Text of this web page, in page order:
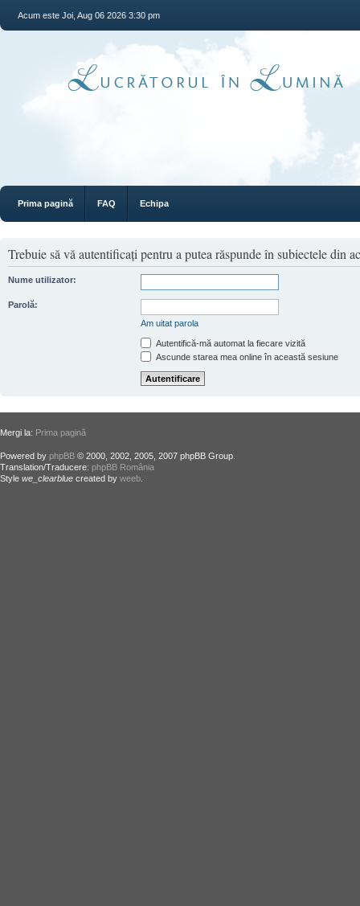
Acum este Joi, Aug 06 2026 3:30 pm
Prima pagină FAQ Echipa
Trebuie să vă autentificaţi pentru a putea răspunde în subiectele din
Nume utilizator:
Parolă:
Am uitat parola
Autentifică-mă automat la fiecare vizită
Ascunde starea mea online în această sesiune
Mergi la: Prima pagină
Powered by phpBB © 2000, 2002, 2005, 2007 phpBB Group.
Translation/Traducere: phpBB România
Style we_clearblue created by weeb